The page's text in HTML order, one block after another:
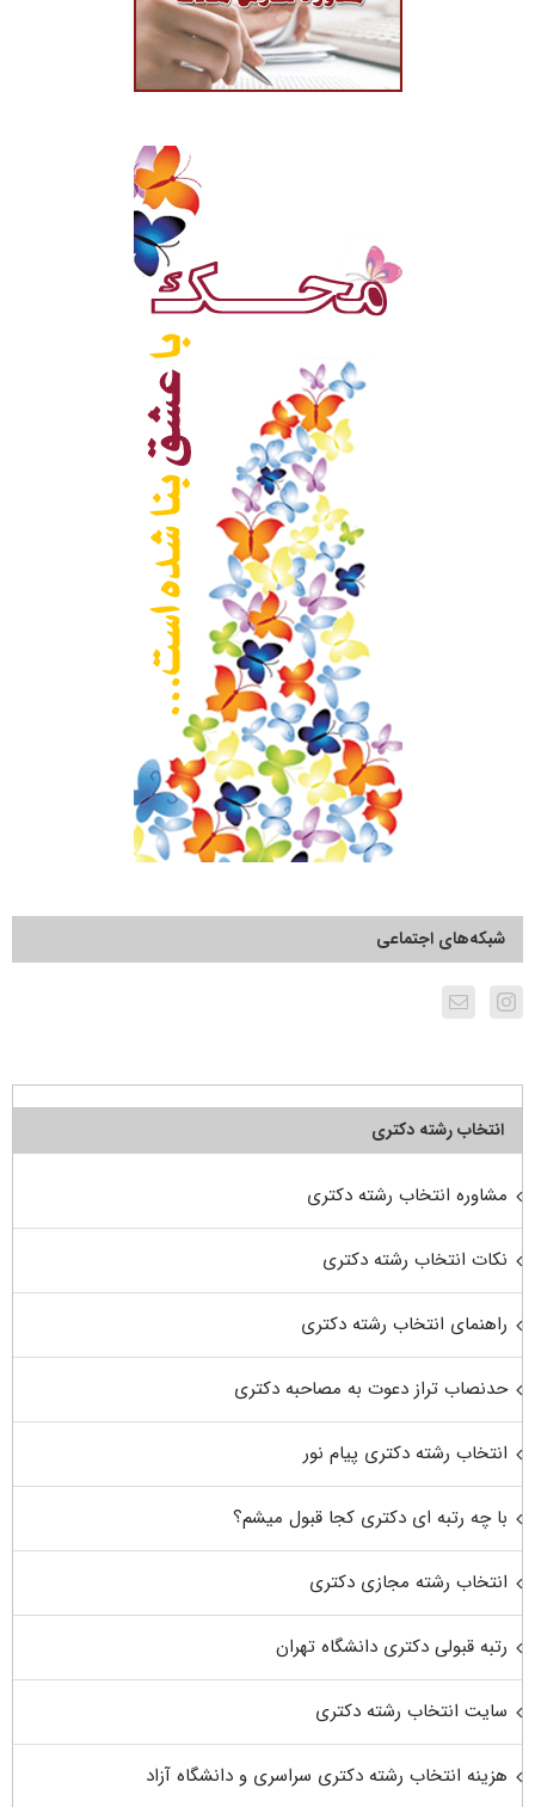
شبکه‌های اجتماعی
انتخاب رشته دکتری
مشاوره انتخاب رشته دکتری
نکات انتخاب رشته دکتری
راهنمای انتخاب رشته دکتری
حدنصاب تراز دعوت به مصاحبه دکتری
انتخاب رشته دکتری پیام نور
با چه رتبه ای دکتری کجا قبول میشم؟
انتخاب رشته مجازی دکتری
رتبه قبولی دکتری دانشگاه تهران
سایت انتخاب رشته دکتری
هزینه انتخاب رشته دکتری سراسری و دانشگاه آزاد